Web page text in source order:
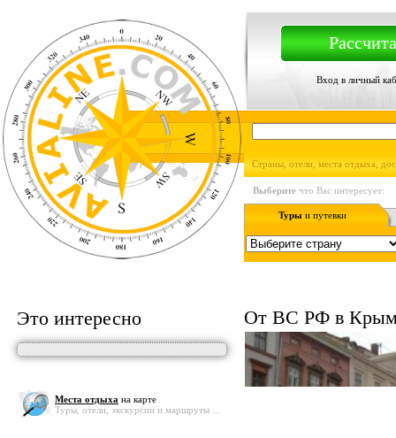
Вход в личный
Страны, отели, места отдыха,
Выберите что Вас интересует:
Туры и путевки
Это интересно
Места отдыха на карте
Туры, отели, экскурсии и маршруты ...
От ВС РФ в Крыму